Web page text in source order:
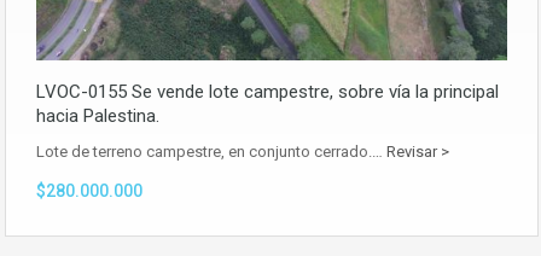
LVOC-0155 Se vende lote campestre, sobre vía la principal
hacia Palestina.
Lote de terreno campestre, en conjunto cerrado.… Revisar >
$280.000.000